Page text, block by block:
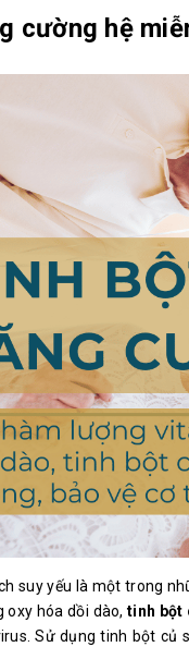
cường hệ
suy yếu là một trong
oxy hóa dồi dào,tinh bột
Sử dụng tinh bột củ